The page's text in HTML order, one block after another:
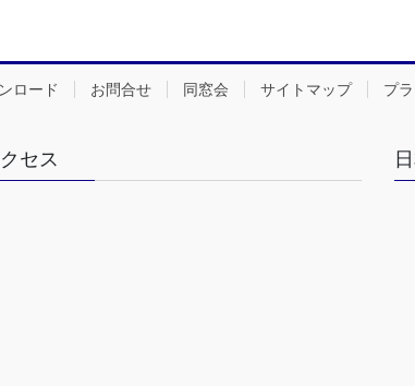
ロード お問合せ 同窓会 サイトマップ プ
セス